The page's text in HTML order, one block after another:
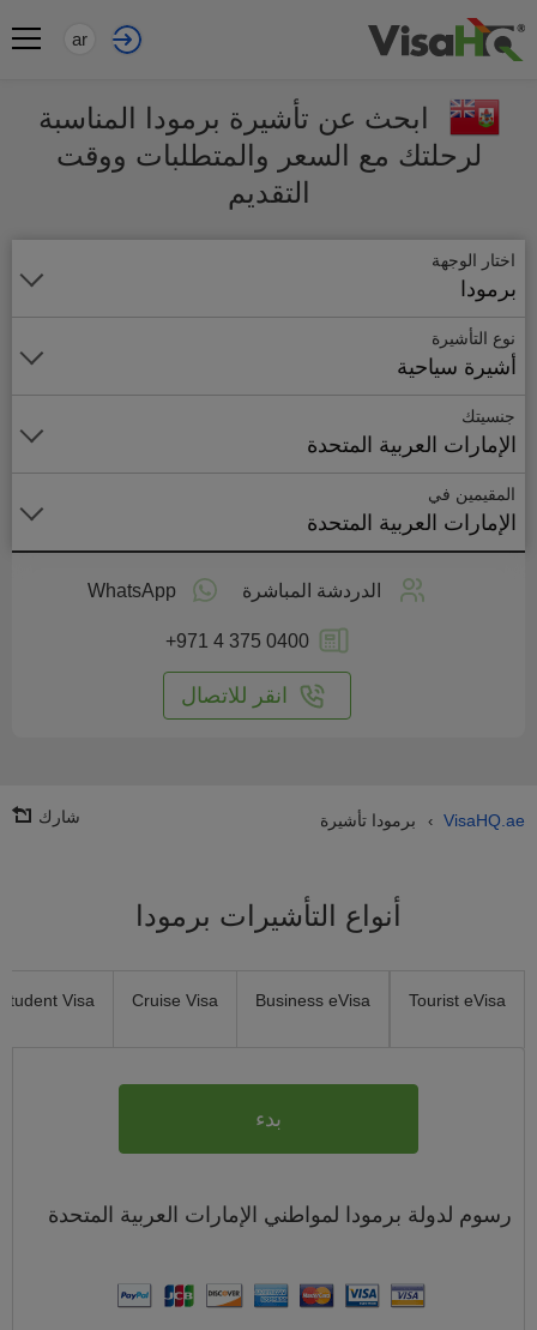
ar
ابحث عن تأشيرة برمودا المناسبة
لرحلتك مع السعر والمتطلبات ووقت
التقديم
اختار الوجهة
برمودا
نوع التأشيرة
أشيرة سياحية
جنسيتك
الإمارات العربية المتحدة
المقيمين في
الإمارات العربية المتحدة
الدردشة المباشرة WhatsApp
+971 4 375 0400
انقر للاتصال
VisaHQ.ae
› برمودا تأشيرة شارك
أنواع التأشيرات برمودا
Tourist eVisa
Business eVisa
Cruise Visa
Student Visa
بدء
رسوم لدولة برمودا لمواطني الإمارات العربية المتحدة